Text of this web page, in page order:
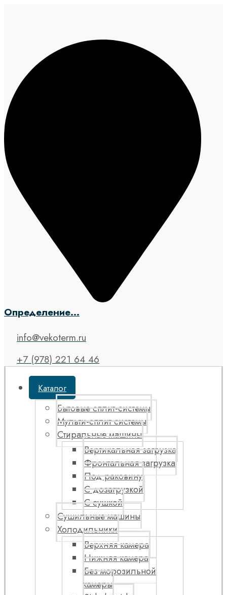
Определение...
info@vekoterm.ru
+7 (978) 221 64 46
Каталог
Бытовые сплит-системы
Мульти-сплит системы
Стиральные машины
Вертикальная загрузка
Фронтальная загрузка
Под раковину
С дозагрузкой
С сушкой
Сушильные машины
Холодильники
Верхняя камера
Нижняя камера
Без морозильной
камеры